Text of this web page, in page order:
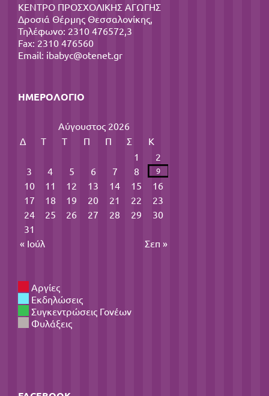
ΚΕΝΤΡΟ ΠΡΟΣΧΟΛΙΚΗΣ ΑΓΩΓΗΣ
Δροσιά Θέρμης Θεσσαλονίκης,
Τηλέφωνο: 2310 476572,3
Fax: 2310 476560
Email: ibabyc@otenet.gr
ΗΜΕΡΟΛΌΓΙΟ
Αύγουστος 2026
Δ
Τ Τ Π Π Σ
Κ
1
2
3
4 5 6 7 8 9
10 11 12 13 14 15
16
17
18 19 20 21 22
23
24
25 26 27 28 29
30
31
« Ιούλ
Σεπ »
Αργίες
Εκδηλώσεις
Συγκεντρώσεις Γονέων
Φυλάξεις